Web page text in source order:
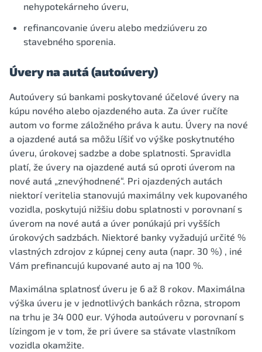
nehypotekárneho úveru,
refinancovanie úveru alebo medziúveru zo
stavebného sporenia.
Úvery na autá (autoúvery)
Autoúvery sú bankami poskytované účelové úvery na
kúpu nového alebo ojazdeného auta. Za úver ručíte
autom vo forme záložného práva k autu. Úvery na nové
a ojazdené autá sa môžu líšiť vo výške poskytnutého
úveru, úrokovej sadzbe a dobe splatnosti. Spravidla
platí, že úvery na ojazdené autá sú oproti úverom na
nové autá „znevýhodnené“. Pri ojazdených autách
niektorí veritelia stanovujú maximálny vek kupovaného
vozidla, poskytujú nižšiu dobu splatnosti v porovnaní s
úverom na nové autá a úver ponúkajú pri vyšších
úrokových sadzbách. Niektoré banky vyžadujú určité %
vlastných zdrojov z kúpnej ceny auta (napr. 30 %) , iné
Vám prefinancujú kupované auto aj na 100 %.
Maximálna splatnosť úveru je 6 až 8 rokov. Maximálna
výška úveru je v jednotlivých bankách rôzna, stropom
na trhu je 34 000 eur. Výhoda autoúveru v porovnaní s
lízingom je v tom, že pri úvere sa stávate vlastníkom
vozidla okamžite.